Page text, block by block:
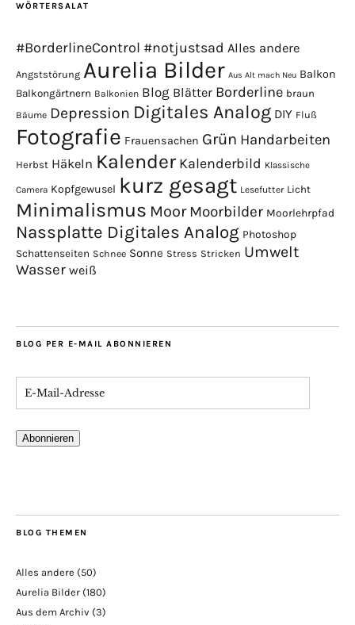
WÖRTERSALAT
#BorderlineControl #notjustsad Alles andere
Angststörung Aurelia Bilder Aus Alt mach Neu Balkon
Balkongärtnern Balkonien Blog Blätter Borderline braun
Bäume Depression Digitales Analog DIY Fluß
Fotografie Frauensachen Grün Handarbeiten
Herbst Häkeln Kalender Kalenderbild Klassische
Camera Kopfgewusel kurz gesagt Lesefutter Licht
Minimalismus Moor Moorbilder Moorlehrpfad
Nassplatte Digitales Analog Photoshop
Schattenseiten Schnee Sonne Stress Stricken Umwelt
Wasser weiß
BLOG PER E-MAIL ABONNIEREN
Abonnieren
BLOG THEMEN
Alles andere (50)
Aurelia Bilder (180)
Aus dem Archiv (3)